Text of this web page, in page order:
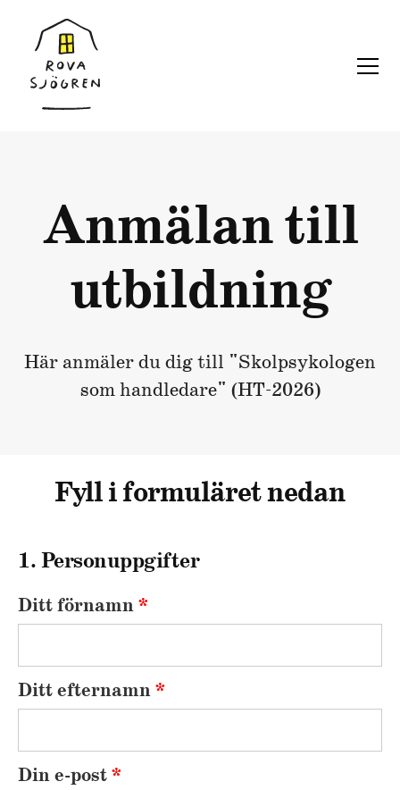
Anmälan till
utbildning
Här anmäler du dig till "Skolpsykologen
som handledare" (HT-2026)
Fyll i formuläret nedan
1. Personuppgifter
Ditt förnamn*
Ditt efternamn*
Din e-post*